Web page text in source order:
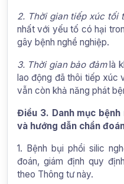
2. Thời gian tiếp xúc tối
nhất với yếu tố có hại
gây bệnh nghề nghiệp.
3. Thời gian bảo đảmlà
lao động đã thôi tiếp xúc
vẫn còn khả năng phát
Điều 3. Danh mục
và hướng dẫn chẩn
1. Bệnh bụi phổi silic
đoán, giám định quy
theo Thông tư này.